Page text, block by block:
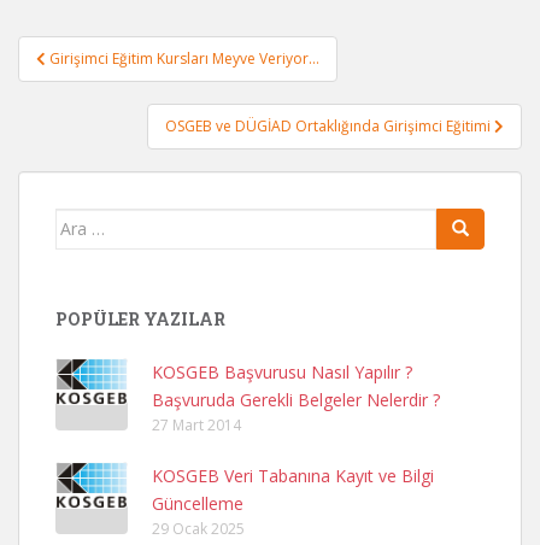
Yazı
gezinmesi
Girişimci Eğitim Kursları Meyve Veriyor…
OSGEB ve DÜGİAD Ortaklığında Girişimci Eğitimi
Arama
POPÜLER YAZILAR
KOSGEB Başvurusu Nasıl Yapılır ?
Başvuruda Gerekli Belgeler Nelerdir ?
27 Mart 2014
KOSGEB Veri Tabanına Kayıt ve Bilgi
Güncelleme
29 Ocak 2025